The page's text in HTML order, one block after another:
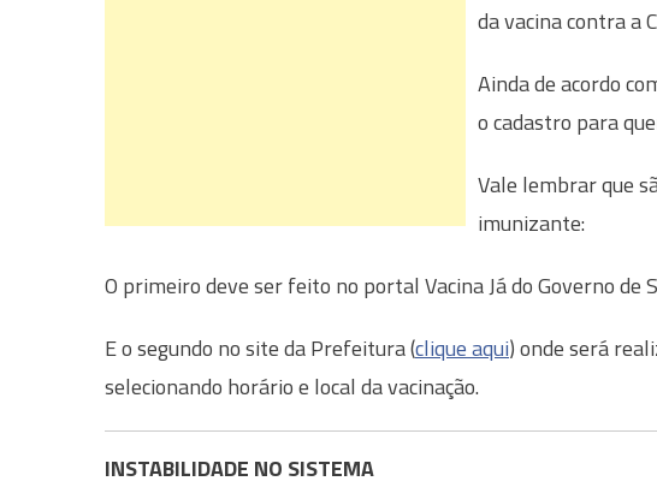
da vacina contra a
Ainda de acordo
o cadastro para
Vale lembrar que
imunizante:
O primeiro deve ser feito no portal Vacina Já do Governo de
E o segundo no site da Prefeitura (clique aqui) onde será
selecionando horário e local da vacinação.
INSTABILIDADE NO SISTEMA